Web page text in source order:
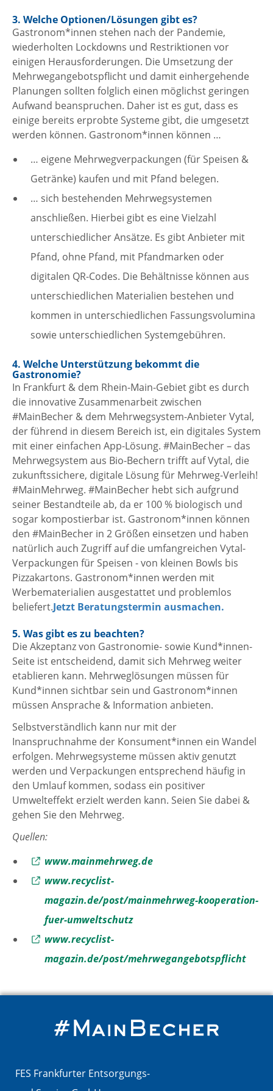
3. Welche Optionen/Lösungen gibt es?
Gastronom*innen stehen nach der Pandemie,
wiederholten Lockdowns und Restriktionen vor
einigen Herausforderungen. Die Umsetzung der
Mehrwegangebotspflicht und damit einhergehende
Planungen sollten folglich einen möglichst geringen
Aufwand beanspruchen. Daher ist es gut, dass es
einige bereits erprobte Systeme gibt, die umgesetzt
werden können. Gastronom*innen können …
… eigene Mehrwegverpackungen (für Speisen &
Getränke) kaufen und mit Pfand belegen.
… sich bestehenden Mehrwegsystemen
anschließen. Hierbei gibt es eine Vielzahl
unterschiedlicher Ansätze. Es gibt Anbieter mit
Pfand, ohne Pfand, mit Pfandmarken oder
digitalen QR-Codes. Die Behältnisse können aus
unterschiedlichen Materialien bestehen und
kommen in unterschiedlichen Fassungsvolumina
sowie unterschiedlichen Systemgebühren.
4. Welche Unterstützung bekommt die
Gastronomie?
In Frankfurt & dem Rhein-Main-Gebiet gibt es durch
die innovative Zusammenarbeit zwischen
#MainBecher & dem Mehrwegsystem-Anbieter Vytal,
der führend in diesem Bereich ist, ein digitales System
mit einer einfachen App-Lösung. #MainBecher – das
Mehrwegsystem aus Bio-Bechern trifft auf Vytal, die
zukunftssichere, digitale Lösung für Mehrweg-Verleih!
#MainMehrweg. #MainBecher hebt sich aufgrund
seiner Bestandteile ab, da er 100 % biologisch und
sogar kompostierbar ist. Gastronom*innen können
den #MainBecher in 2 Größen einsetzen und haben
natürlich auch Zugriff auf die umfangreichen Vytal-
Verpackungen für Speisen - von kleinen Bowls bis
Pizzakartons. Gastronom*innen werden mit
Werbematerialien ausgestattet und problemlos
beliefert.Jetzt Beratungstermin ausmachen.
5. Was gibt es zu beachten?
Die Akzeptanz von Gastronomie- sowie Kund*innen-
Seite ist entscheidend, damit sich Mehrweg weiter
etablieren kann. Mehrweglösungen müssen für
Kund*innen sichtbar sein und Gastronom*innen
müssen Ansprache & Information anbieten.
Selbstverständlich kann nur mit der
Inanspruchnahme der Konsument*innen ein Wandel
erfolgen. Mehrwegsysteme müssen aktiv genutzt
werden und Verpackungen entsprechend häufig in
den Umlauf kommen, sodass ein positiver
Umwelteffekt erzielt werden kann. Seien Sie dabei &
gehen Sie den Mehrweg.
Quellen:
Externer Link zu
www.mainmehrweg.de
Externer Link zu
www.recyclist-
magazin.de/post/mainmehrweg-kooperation-
fuer-umweltschutz
Externer Link zu
www.recyclist-
magazin.de/post/mehrwegangebotspflicht
FES Frankfurter Entsorgungs-